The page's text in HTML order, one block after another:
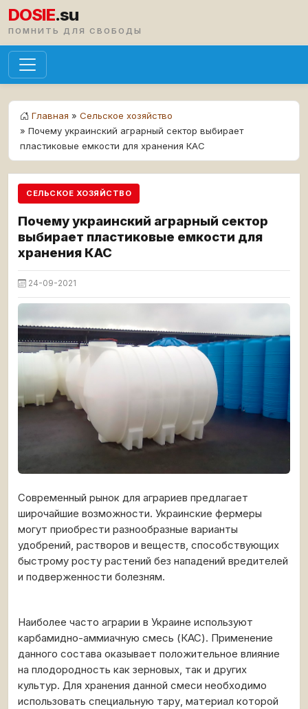
DOSIE.su
ПОМНИТЬ ДЛЯ СВОБОДЫ
Главная » Сельское хозяйство
» Почему украинский аграрный сектор выбирает
пластиковые емкости для хранения КАС
СЕЛЬСКОЕ ХОЗЯЙСТВО
Почему украинский аграрный сектор
выбирает пластиковые емкости для
хранения КАС
24-09-2021
Современный рынок для аграриев предлагает
широчайшие возможности. Украинские фермеры
могут приобрести разнообразные варианты
удобрений, растворов и веществ, способствующих
быстрому росту растений без нападений вредителей
и подверженности болезням.
Наиболее часто аграрии в Украине используют
карбамидно-аммиачную смесь (КАС). Применение
данного состава оказывает положительное влияние
на плодородность как зерновых, так и других
культур. Для хранения данной смеси необходимо
использовать специальную тару, материал которой